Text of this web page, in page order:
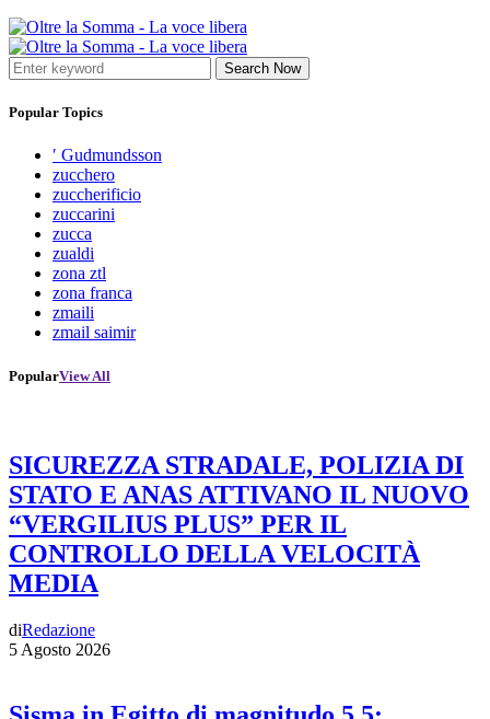
Search Now
Popular Topics
′ Gudmundsson
zucchero
zuccherificio
zuccarini
zucca
zualdi
zona ztl
zona franca
zmaili
zmail saimir
PopularView All
SICUREZZA STRADALE, POLIZIA DI
STATO E ANAS ATTIVANO IL NUOVO
“VERGILIUS PLUS” PER IL
CONTROLLO DELLA VELOCITÀ
MEDIA
diRedazione
5 Agosto 2026